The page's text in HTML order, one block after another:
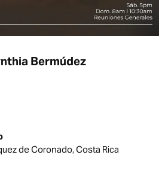
Bermúdez
de Coronado, Costa Rica